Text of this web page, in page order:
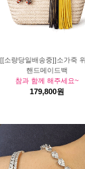
[[소량당일배송중]]소가죽
핸드메이드백
참과 함께 해주세요~
179,800원